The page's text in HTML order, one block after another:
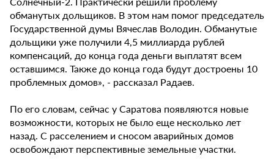
обманутых дольщиков. В этом нам помог председатель
Государственной думы Вячеслав Володин. Обманутые
дольщики уже получили 4,5 миллиарда рублей
компенсаций, до конца года деньги выплатят всем
оставшимся. Также до конца года будут достроены 10
проблемных домов», - рассказал Радаев.
По его словам, сейчас у Саратова появляются новые
возможности, которых не было еще несколько лет
назад. С расселением и сносом аварийных домов
освобождают перспективные земельные участки.